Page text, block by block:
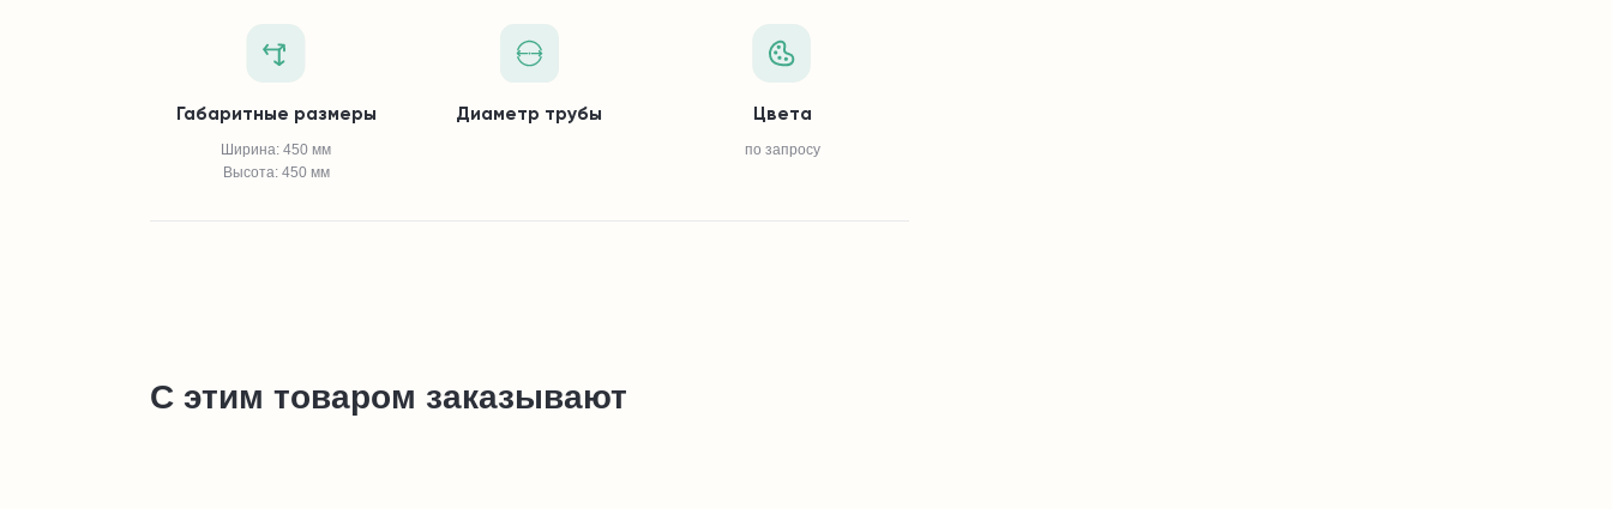
Габаритные размеры
Ширина: 450 мм
Высота: 450 мм
Диаметр трубы Цвета
по запросу
С этим товаром заказывают